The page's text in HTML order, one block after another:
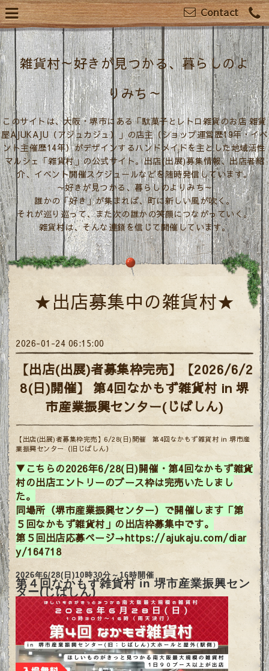
Contact
雑貨村～好きが見つかる、暮らしのよ
りみち～
このサイトは、大阪・堺市にある「駄菓子とレトロ雑貨のお店 雑貨
屋AJUKAJU（アジュカジュ）」の店主（ショップ運営歴19年・イベ
ント主催歴14年）がデザインするハンドメイドを主とした地域活性
マルシェ「雑貨村」の公式サイト。出店(出展)募集情報、出店者紹
介、イベント開催スケジュールなどを随時発信しています。
～好きが見つかる、暮らしのよりみち～
誰かの「好き」が集まれば、町に新しい風が吹く。
それが巡り巡って、また次の誰かの笑顔につながっていく。
雑貨村は、そんな連鎖を信じて開催しています。
★出店募集中の雑貨村★
2026-01-24 06:15:00
【出店(出展)者募集枠完売】【2026/6/2
8(日)開催】 第4回なかもず雑貨村 in 堺
市産業振興センター(じばしん)
【出店(出展)者募集枠完売】6/28(日)開催 第4回なかもず雑貨村 in 堺市産
業振興センター（旧じばしん）
▼こちらの2026年6/28(日)開催・第4回なかもず雑貨
村の出店エントリーのブース枠は完売いたしまし
た。
同場所（堺市産業振興センター）で開催します「第
５回なかもず雑貨村」の出店枠募集中です。
第５回出店応募ページ→https://ajukaju.com/diar
y/164718
2026年6/28(日)10時30分～16時開催
第４回なかもず雑貨村 in 堺市産業振興セン
ター(じばしん)